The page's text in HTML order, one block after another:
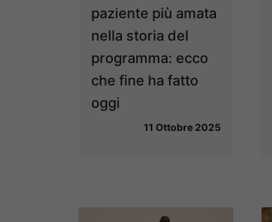
paziente più amata
nella storia del
programma: ecco
che fine ha fatto
oggi
11 Ottobre 2025